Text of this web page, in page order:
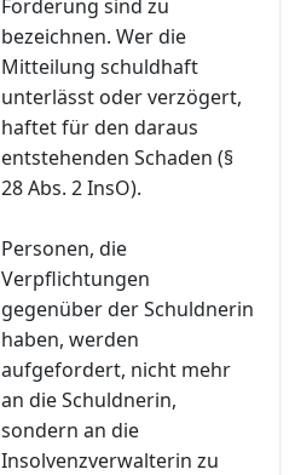
Forderung sind zu
bezeichnen. Wer die
Mitteilung schuldhaft
unterlässt oder verzögert,
haftet für den daraus
entstehenden Schaden (§
28 Abs. 2 InsO).
Personen, die
Verpflichtungen
gegenüber der Schuldnerin
haben, werden
aufgefordert, nicht mehr
an die Schuldnerin,
sondern an die
Insolvenzverwalterin zu